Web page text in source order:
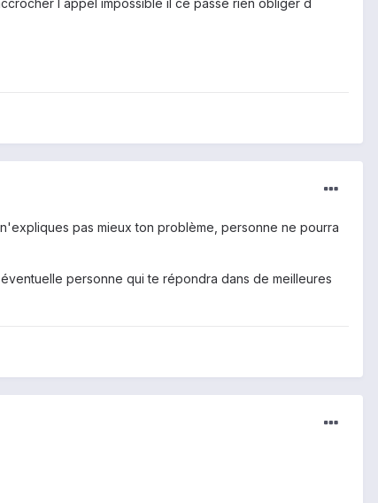
l appel impossible il ce passe rien obliger d
pas mieux ton problème, personne ne pourra
personne qui te répondra dans de meilleures